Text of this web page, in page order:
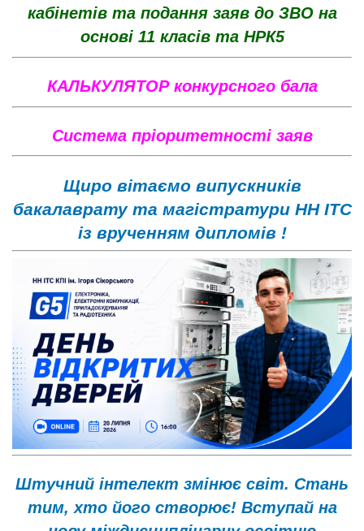
кабінетів та подання заяв до ЗВО на
основі 11 класів та НРК5
КАЛЬКУЛЯТОР конкурсного бала
Система пріоритетності заяв
Щиро вітаємо випускників
бакалаврату та магістратури НН ІТС
із врученням дипломів !
Штучний інтелект змінює світ. Стань
тим, хто його створює! Вступай на